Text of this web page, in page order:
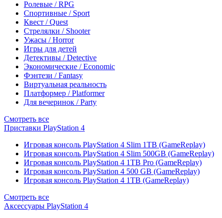
Ролевые / RPG
Спортивные / Sport
Квест / Quest
Стрелялки / Shooter
Ужасы / Horror
Игры для детей
Детективы / Detective
Экономические / Economic
Фэнтези / Fantasy
Виртуальная реальность
Платформер / Platformer
Для вечеринок / Party
Смотреть все
Приставки PlayStation 4
Игровая консоль PlayStation 4 Slim 1TB (GameReplay)
Игровая консоль PlayStation 4 Slim 500GB (GameReplay)
Игровая консоль PlayStation 4 1TB Pro (GameReplay)
Игровая консоль PlayStation 4 500 GB (GameReplay)
Игровая консоль PlayStation 4 1TB (GameReplay)
Смотреть все
Аксессуары PlayStation 4